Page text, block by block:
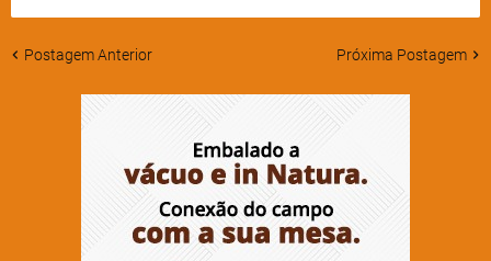
Postagem Anterior Próxima Postagem